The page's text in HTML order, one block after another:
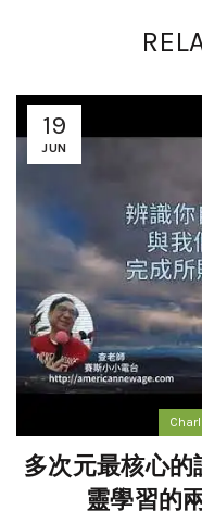
19
JUN
多次元最核心
靈學習的